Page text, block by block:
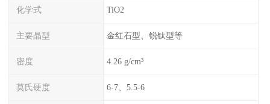
化学式 TiO2
主要晶型 金红石型、锐钛型等
密度 4.26 g/cm³
莫氏硬度 6-7、5.5-6